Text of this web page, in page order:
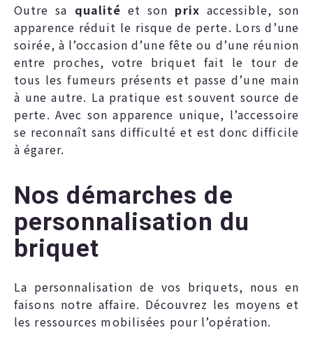
Outre sa qualitéet son prix accessible, son
apparence réduit le risque de perte. Lors d’une
soirée, à l’occasion d’une fête ou d’une réunion
entre proches, votre briquet fait le tour de
tous les fumeurs présents et passe d’une main
à une autre. La pratique est souvent source de
perte. Avec son apparence unique, l’accessoire
se reconnaît sans difficulté et est donc difficile
à égarer.
Nos démarches de
personnalisation du
briquet
La personnalisation de vos briquets, nous en
faisons notre affaire. Découvrez les moyens et
les ressources mobilisées pour l’opération.